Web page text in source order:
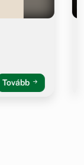
Tovább